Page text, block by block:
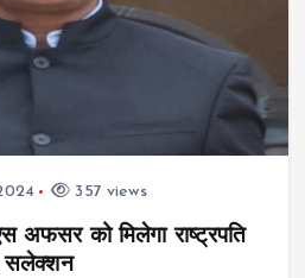
357 views
को मिलेगा राष्ट्रपति
सलेक्शन